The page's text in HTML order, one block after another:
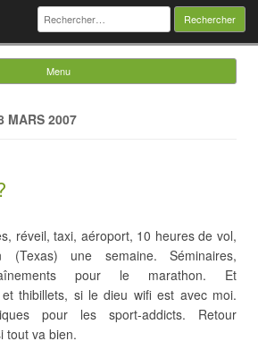
Rechercher :
Menu
MARS 2007
réveil, taxi, aéroport, 10 heures de vol,
(Texas) une semaine. Séminaires,
pour le marathon. Et
thibillets, si le dieu wifi est avec moi.
pour les sport-addicts. Retour
tout va bien.